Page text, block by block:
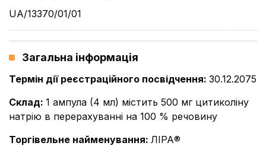
UA/13370/01/01
Загальна інформація
Термін дії реєстраційного посвідчення: 30.12.2075
Склад: 1 ампула (4 мл) містить 500 мг цитиколіну
натрію в перерахуванні на 100 % речовину
Торгівельне найменування: ЛІРА®